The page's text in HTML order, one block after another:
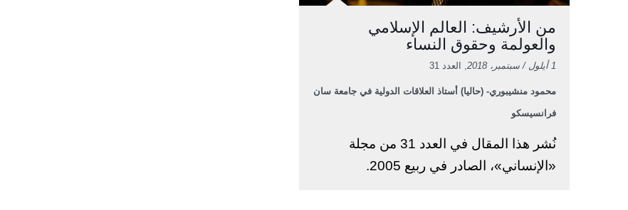
من الأرشيف: العالم الإسلامي
والعولمة وحقوق النساء
1 أيلول / سبتمبر، 2018 , العدد 31
محمود منشيبوري- (حاليا) أستاذ العلاقات الدولية في جامعة سان
فرانسيسكو
نُشر هذا المقال في العدد 31 من مجلة
«الإنساني»، الصادر في ربيع 2005.